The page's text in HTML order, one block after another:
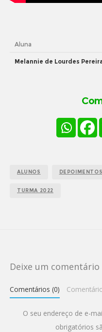
Aluna
Melannie de Lourdes
ALUNOS DEPOIMENTOS
TURMA 2022
Deixe um comentário
Comentários (0)
O seu endereço de e-
obrigatórios